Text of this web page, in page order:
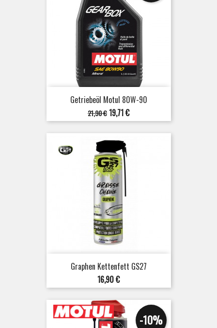
Getriebeöl Motul 80W-90
Verkaufspreis
21,90 €Preis
19,71 €
Graphen Kettenfett GS27
Preis
16,90 €
-10%